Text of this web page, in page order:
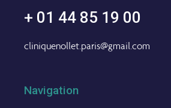
+ 01 44 85 19 00
cliniquenollet.paris@gmail.com
Navigation